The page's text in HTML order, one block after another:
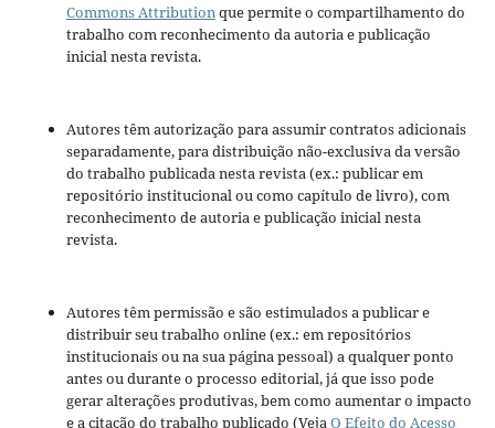
Commons Attributionque permite o compartilhamento do
trabalho com reconhecimento da autoria e publicação
inicial nesta revista.
Autores têm autorização para assumir contratos adicionais
separadamente, para distribuição não-exclusiva da versão
do trabalho publicada nesta revista (ex.: publicar em
repositório institucional ou como capítulo de livro), com
reconhecimento de autoria e publicação inicial nesta
revista.
Autores têm permissão e são estimulados a publicar e
distribuir seu trabalho online (ex.: em repositórios
institucionais ou na sua página pessoal) a qualquer ponto
antes ou durante o processo editorial, já que isso pode
gerar alterações produtivas, bem como aumentar o impacto
e a citação do trabalho publicado (VejaO Efeito do Acesso